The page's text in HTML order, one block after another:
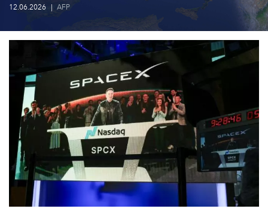
12.06.2026 | AFP